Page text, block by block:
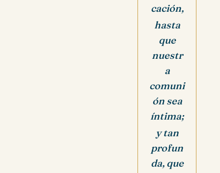
cación,
hasta
que
nuestr
a
comuni
ón sea
íntima;
y tan
profun
da, que